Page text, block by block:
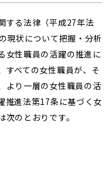
する法律（平成27年法
現状について把握・分析
女性職員の活躍の推進に
すべての女性職員が、そ
より一層の女性職員の活
推進法第17条に基づく女
のとおりです。